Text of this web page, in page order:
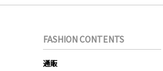
FASHION CONTENTS
通販